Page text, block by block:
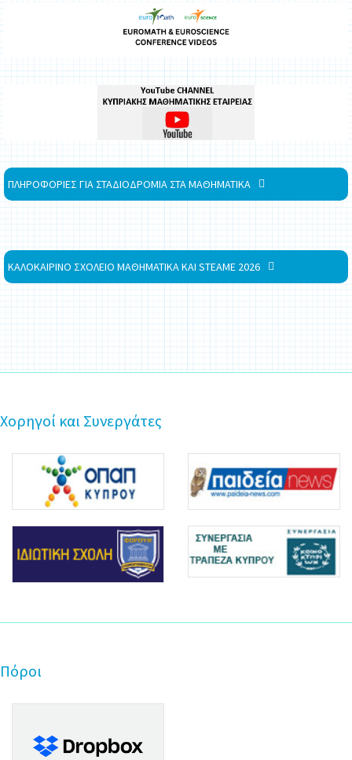
ΠΛΗΡΟΦΟΡΙΕΣ ΓΙΑ ΣΤΑΔΙΟΔΡΟΜΙΑ ΣΤΑ ΜΑΘΗΜΑΤΙΚΑ
ΚΑΛΟΚΑΙΡΙΝΟ ΣΧΟΛΕΙΟ ΜΑΘΗΜΑΤΙΚΑ ΚΑΙ STEAME 2026
Χορηγοί και Συνεργάτες
Πόροι